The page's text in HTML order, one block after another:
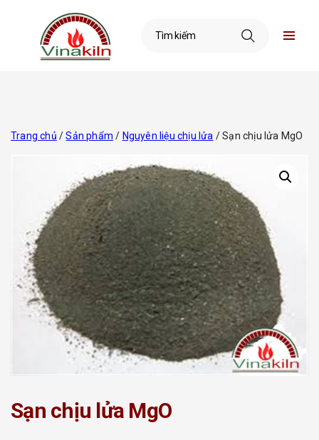
Trang chủ /Sản phẩm / Nguyên liệu chịu lửa / Sạn chịu lửa MgO
Sạn chịu lửa MgO